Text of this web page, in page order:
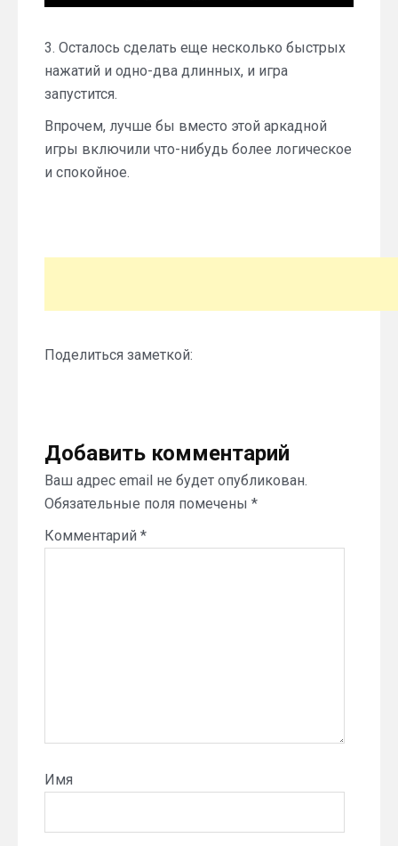
3. Осталось сделать еще несколько быстрых
нажатий и одно-два длинных, и игра
запустится.
Впрочем, лучше бы вместо этой аркадной
игры включили что-нибудь более логическое
и спокойное.
Поделиться заметкой:
Добавить комментарий
Ваш адрес email не будет опубликован.
Обязательные поля помечены *
Комментарий *
Имя